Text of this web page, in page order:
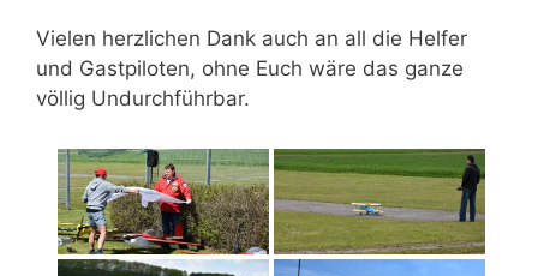
Vielen herzlichen Dank auch an all die Helfer
und Gastpiloten, ohne Euch wäre das ganze
völlig Undurchführbar.